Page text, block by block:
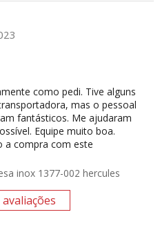
como pedi. Tive alguns
mas o pessoal
fantásticos. Me ajudaram
Equipe muito boa.
a compra com este
inox 1377-002 hercules